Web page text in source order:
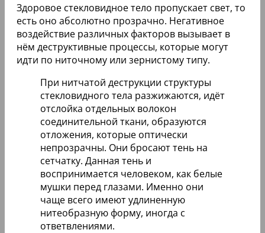
Здоровое стекловидное тело пропускает свет, то
есть оно абсолютно прозрачно. Негативное
воздействие различных факторов вызывает в
нём деструктивные процессы, которые могут
идти по ниточному или зернистому типу.
При нитчатой деструкции структуры
стекловидного тела разжижаются, идёт
отслойка отдельных волокон
соединительной ткани, образуются
отложения, которые оптически
непрозрачны. Они бросают тень на
сетчатку. Данная тень и
воспринимается человеком, как белые
мушки перед глазами. Именно они
чаще всего имеют удлиненную
нитеобразную форму, иногда с
ответвлениями.